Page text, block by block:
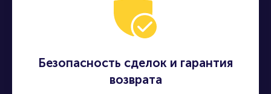
Безопасность сделок и гарантия
возврата